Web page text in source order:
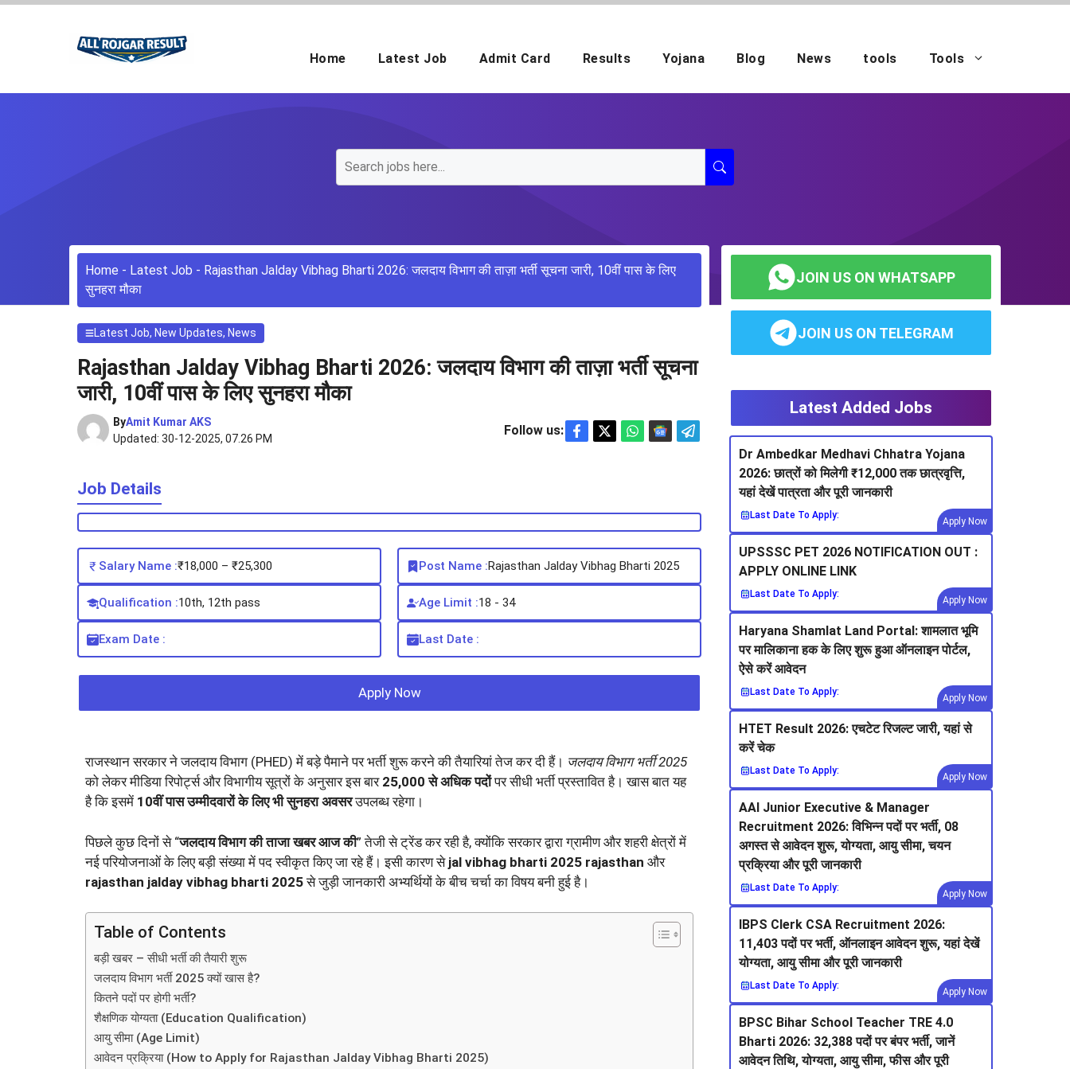
Skip
Home Latest Job Admit Card Results Yojana Blog News tools Tools
Home - Latest Job - Rajasthan Jalday Vibhag Bharti 2026: जलदाय विभाग की ताज़ा भर्ती सूचना जारी, 10वीं पास के लिए
सुनहरा मौका
Latest Job, New Updates, News
Rajasthan Jalday Vibhag Bharti 2026: जलदाय विभाग की ताज़ा भर्ती सूचना
जारी, 10वीं पास के लिए सुनहरा मौका
ByAmit Kumar AKS
Updated: 30-12-2025, 07.26 PM
Follow us:
Job Details
Salary Name :₹18,000 – ₹25,300 Post Name :Rajasthan Jalday Vibhag Bharti 2025
Qualification :10th, 12th pass Age Limit :18 - 34
Exam Date : Last Date :
Apply Now
राजस्थान सरकार ने जलदाय विभाग (PHED) में बड़े पैमाने पर भर्ती शुरू करने की तैयारियां तेज कर दी हैं। जलदाय विभाग भर्ती 2025
को लेकर मीडिया रिपोर्ट्स और विभागीय सूत्रों के अनुसार इस बार 25,000 से अधिक पदोंपर सीधी भर्ती प्रस्तावित है। खास बात यह
है कि इसमें 10वीं पास उम्मीदवारों के लिए भी सुनहरा अवसरउपलब्ध रहेगा।
पिछले कुछ दिनों से “जलदाय विभाग की ताजा खबर आज की” तेजी से ट्रेंड कर रही है, क्योंकि सरकार द्वारा ग्रामीण और शहरी क्षेत्रों में
नई परियोजनाओं के लिए बड़ी संख्या में पद स्वीकृत किए जा रहे हैं। इसी कारण से jal vibhag bharti 2025 rajasthan और
rajasthan jalday vibhag bharti 2025से जुड़ी जानकारी अभ्यर्थियों के बीच चर्चा का विषय बनी हुई है।
Table of Contents
बड़ी खबर – सीधी भर्ती की तैयारी शुरू
जलदाय विभाग भर्ती 2025 क्यों खास है?
कितने पदों पर होगी भर्ती?
शैक्षणिक योग्यता (Education Qualification)
आयु सीमा (Age Limit)
आवेदन प्रक्रिया (How to Apply for Rajasthan Jalday Vibhag Bharti 2025)
JOIN US ON WHATSAPP
JOIN US ON TELEGRAM
Latest Added Jobs
Dr Ambedkar Medhavi Chhatra Yojana
2026: छात्रों को मिलेगी ₹12,000 तक छात्रवृत्ति,
यहां देखें पात्रता और पूरी जानकारी
Last Date To Apply:
Apply Now
UPSSSC PET 2026 NOTIFICATION OUT :
APPLY ONLINE LINK
Last Date To Apply:
Apply Now
Haryana Shamlat Land Portal: शामलात भूमि
पर मालिकाना हक के लिए शुरू हुआ ऑनलाइन पोर्टल,
ऐसे करें आवेदन
Last Date To Apply:
Apply Now
HTET Result 2026: एचटेट रिजल्ट जारी, यहां से
करें चेक
Last Date To Apply:
Apply Now
AAI Junior Executive & Manager
Recruitment 2026: विभिन्न पदों पर भर्ती, 08
अगस्त से आवेदन शुरू, योग्यता, आयु सीमा, चयन
प्रक्रिया और पूरी जानकारी
Last Date To Apply:
Apply Now
IBPS Clerk CSA Recruitment 2026:
11,403 पदों पर भर्ती, ऑनलाइन आवेदन शुरू, यहां देखें
योग्यता, आयु सीमा और पूरी जानकारी
Last Date To Apply:
Apply Now
BPSC Bihar School Teacher TRE 4.0
Bharti 2026: 32,388 पदों पर बंपर भर्ती, जानें
आवेदन तिथि, योग्यता, आयु सीमा, फीस और पूरी